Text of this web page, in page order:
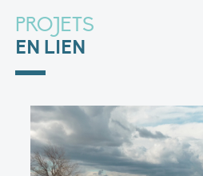
PROJETS
EN LIEN